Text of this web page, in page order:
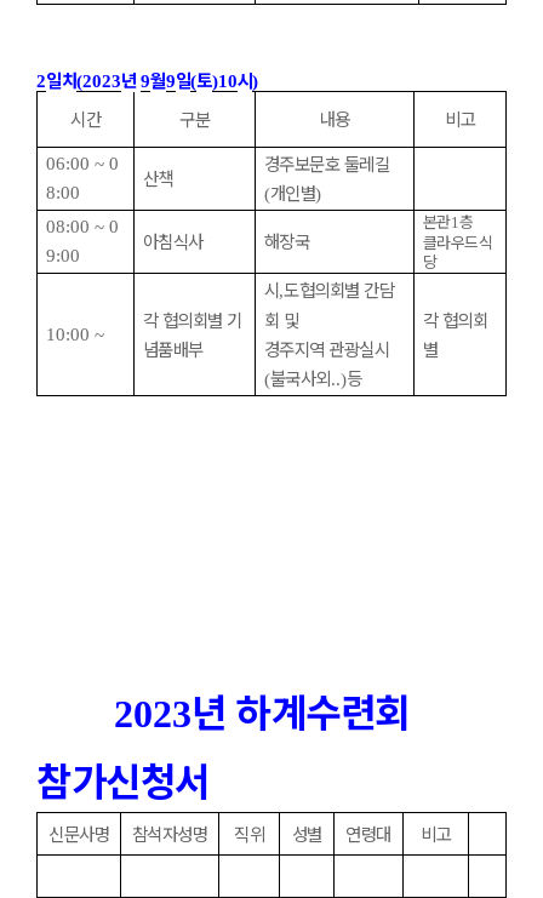
2일차(2023년 9월9일(토)10시)
시간 구분 내용 비고
06:00 ~ 0
8:00
산책
경주보문호 둘레길
(개인별)
08:00 ~ 0
9:00
아침식사 해장국
본관1층
클라우드식
당
10:00 ~
각 협의회별 기
념품배부
시,도협의회별 간담
회 및
경주지역 관광실시
(불국사외..)등
각 협의회
별
2023년 하계수련회
참가신청서
신문사명 참석자성명 직위 성별 연령대 비고